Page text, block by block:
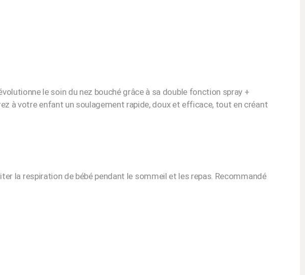
le soin du nez bouché grâce à sa double fonction spray +
à votre enfant un soulagement rapide, doux et efficace, tout en créant
la respiration de bébé pendant le sommeil et les repas. Recommandé